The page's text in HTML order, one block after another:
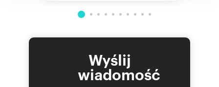
Wyślij
wiadomość